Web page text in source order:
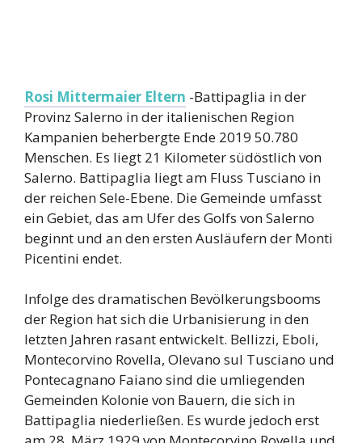
Rosi Mittermaier Eltern -Battipaglia in der
Provinz Salerno in der italienischen Region
Kampanien beherbergte Ende 2019 50.780
Menschen. Es liegt 21 Kilometer südöstlich von
Salerno. Battipaglia liegt am Fluss Tusciano in
der reichen Sele-Ebene. Die Gemeinde umfasst
ein Gebiet, das am Ufer des Golfs von Salerno
beginnt und an den ersten Ausläufern der Monti
Picentini endet.
Infolge des dramatischen Bevölkerungsbooms
der Region hat sich die Urbanisierung in den
letzten Jahren rasant entwickelt. Bellizzi, Eboli,
Montecorvino Rovella, Olevano sul Tusciano und
Pontecagnano Faiano sind die umliegenden
Gemeinden Kolonie von Bauern, die sich in
Battipaglia niederließen. Es wurde jedoch erst